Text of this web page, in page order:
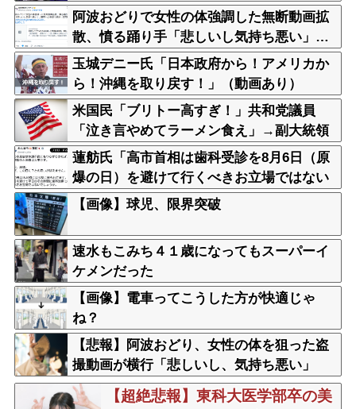
阿波おどりで女性の体強調した無断動画拡
散、憤る踊り手「悲しいし気持ち悪い」…
悪質なケースは警察への相談検討
玉城デニー氏「日本政府から！アメリカか
ら！沖縄を取り戻す！」（動画あり）
米国民「ブリトー高すぎ！」共和党議員
「泣き言やめてラーメン食え」→副大統領
まで参戦ｗｗｗ
蓮舫氏「高市首相は歯科受診を8月6日（原
爆の日）を避けて行くべきお立場ではない
でしょうか」
【画像】球児、限界突破
速水もこみち４１歳になってもスーパーイ
ケメンだった
【画像】電車ってこうした方が快適じゃ
ね？
【悲報】阿波おどり、女性の体を狙った盗
撮動画が横行「悲しいし、気持ち悪い」
【超絶悲報】東科大医学部卒の美